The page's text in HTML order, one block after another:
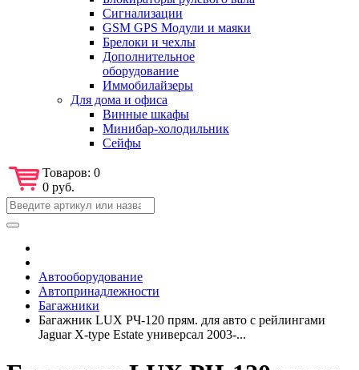
Сигнализации
GSM GPS Модули и маяки
Брелоки и чехлы
Дополнительное
оборудование
Иммобилайзеры
Для дома и офиса
Винные шкафы
Минибар-холодильник
Сейфы
Товаров: 0
0 руб.
Автооборудование
Автопринадлежности
Багажники
Багажник LUX РЧ-120 прям. для авто с рейлингами
Jaguar X-type Estate универсал 2003-...